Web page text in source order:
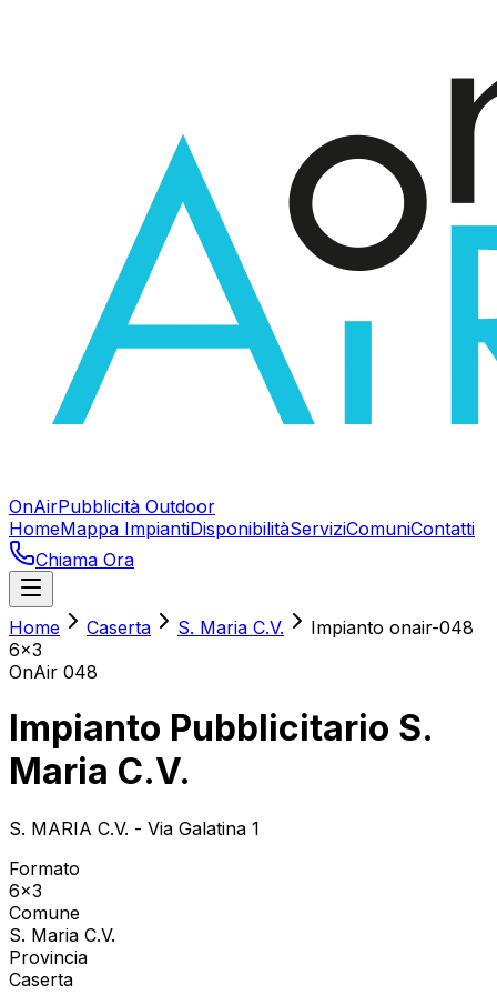
OnAirPubblicità Outdoor
HomeMappa ImpiantiDisponibilitàServiziComuniContatti
Chiama Ora
Home Caserta S. Maria C.V.
Impianto onair-048
6x3
OnAir 048
Impianto Pubblicitario S.
Maria C.V.
S. MARIA C.V. - Via Galatina 1
Formato
6x3
Comune
S. Maria C.V.
Provincia
Caserta